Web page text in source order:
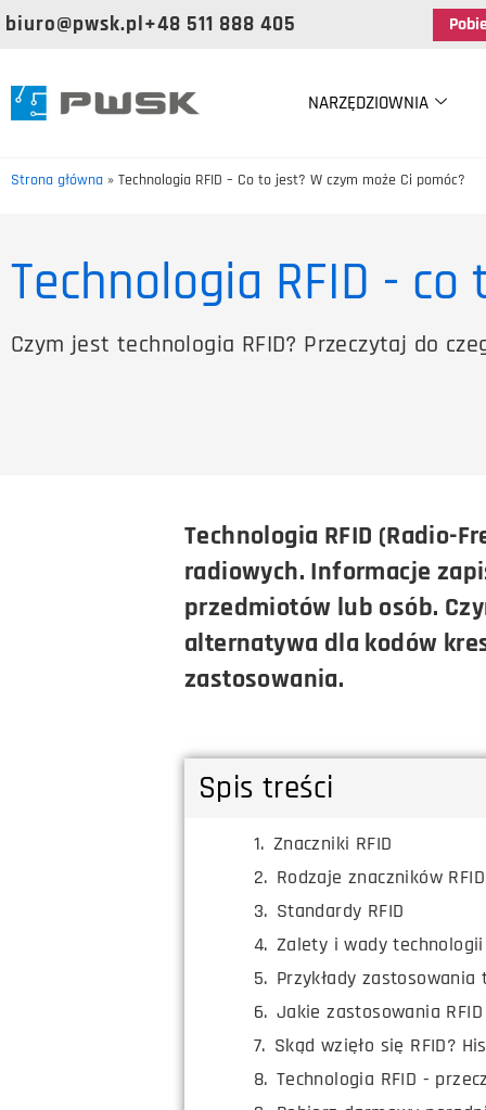
biuro@pwsk.pl+48 511 888 405
NARZĘDZIOWNIA
Strona główna » Technologia RFID – Co to jest? W czym może Ci pomóc?
Technologia RFID -
Czym jest technologia RFID? Przeczytaj do
Technologia RFID
radiowych. Informacje
przedmiotów lub osób.
alternatywa dla kodów
zastosowania.
Spis treści
Znaczniki RFID
Rodzaje znaczników
Standardy RFID
Zalety i wady technologii
Przykłady
Jakie zastosowania
Skąd wzięło się RFID?
Technologia RFID -